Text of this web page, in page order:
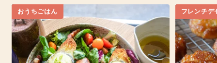
おうちごはん フレンチデ